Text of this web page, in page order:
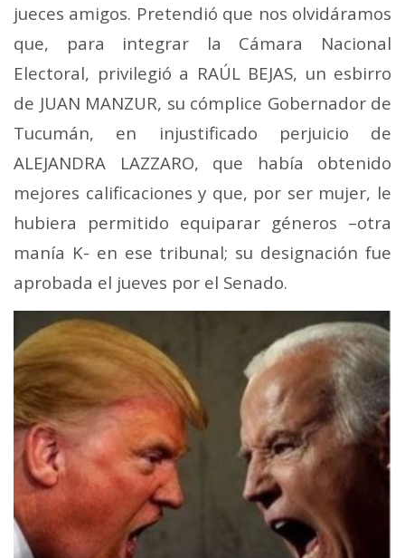
jueces amigos. Pretendió que nos olvidáramos
que, para integrar la Cámara Nacional
Electoral, privilegió a RAÚL BEJAS, un esbirro
de JUAN MANZUR, su cómplice Gobernador de
Tucumán, en injustificado perjuicio de
ALEJANDRA LAZZARO, que había obtenido
mejores calificaciones y que, por ser mujer, le
hubiera permitido equiparar géneros –otra
manía K- en ese tribunal; su designación fue
aprobada el jueves por el Senado.